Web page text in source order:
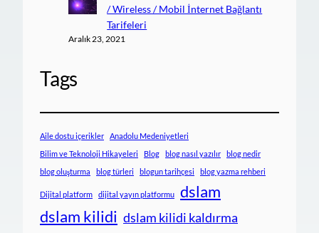
/ Wireless / Mobil İnternet Bağlantı
Tarifeleri
Aralık 23, 2021
Tags
Aile dostu içerikler
Anadolu Medeniyetleri
Bilim ve Teknoloji Hikayeleri
Blog blog nasıl yazılır
blog nedir
blog oluşturma
blog türleri blogun tarihçesi blog yazma rehberi
Dijital platform dijital yayın platformu
dslam
dslam kilidi dslam kilidi kaldırma